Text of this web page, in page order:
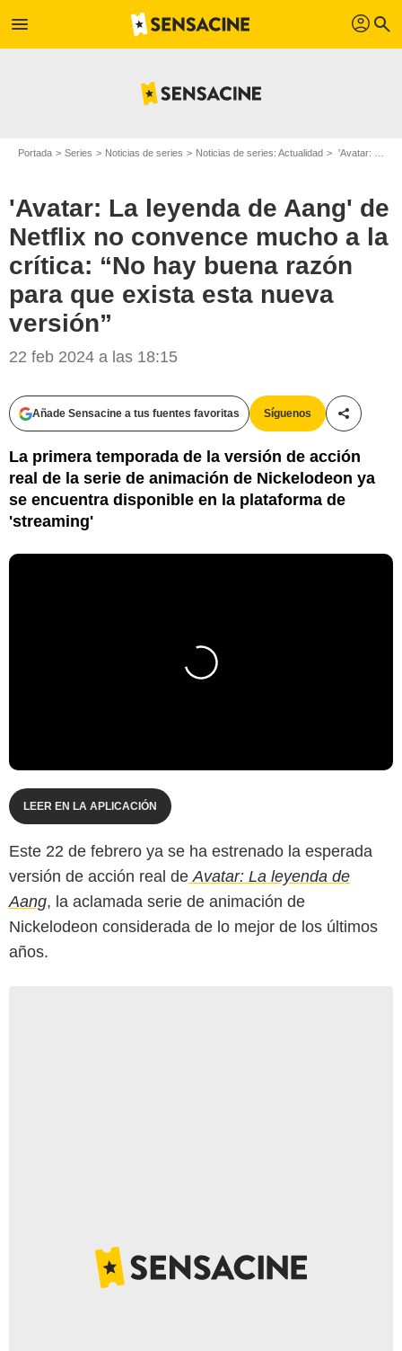
menu profil search
Portada Series Noticias de series Noticias de series: Actualidad 'Avatar: La leyenda de Aang' de Netflix no convence mucho a la crítica: “No hay buena razón para que exista esta nueva versión”
'Avatar: La leyenda de Aang' de
Netflix no convence mucho a la
crítica: “No hay buena razón
para que exista esta nueva
versión”
22 feb 2024 a las 18:15
Añade Sensacine a tus fuentes favoritas Síguenos
La primera temporada de la versión de acción
real de la serie de animación de Nickelodeon ya
se encuentra disponible en la plataforma de
'streaming'
LEER EN LA APLICACIÓN
Este 22 de febrero ya se ha estrenado la esperada
versión de acción real de Avatar: La leyenda de
Aang, la aclamada serie de animación de
Nickelodeon considerada de lo mejor de los últimos
años.